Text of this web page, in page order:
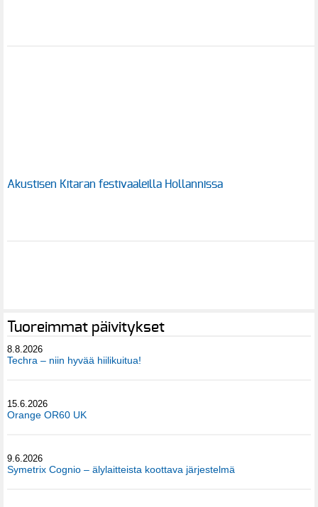
Akustisen Kitaran festivaaleilla Hollannissa
Tuoreimmat päivitykset
8.8.2026
Techra – niin hyvää hiilikuitua!
15.6.2026
Orange OR60 UK
9.6.2026
Symetrix Cognio – älylaitteista koottava järjestelmä